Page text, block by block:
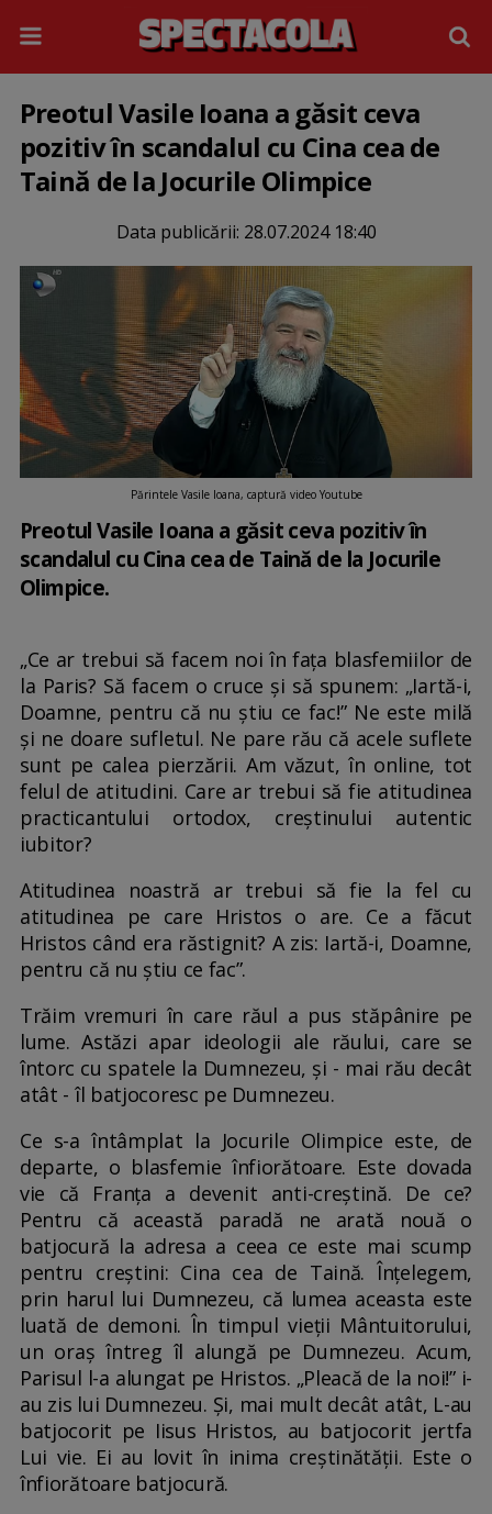
Preotul Vasile Ioana a găsit ceva
pozitiv în scandalul cu Cina cea de
Taină de la Jocurile Olimpice
Data publicării: 28.07.2024 18:40
Părintele Vasile Ioana, captură video Youtube
Preotul Vasile Ioana a găsit ceva pozitiv în
scandalul cu Cina cea de Taină de la Jocurile
Olimpice.
„Ce ar trebui să facem noi în fața blasfemiilor de
la Paris? Să facem o cruce și să spunem: „Iartă-i,
Doamne, pentru că nu știu ce fac!” Ne este milă
și ne doare sufletul. Ne pare rău că acele suflete
sunt pe calea pierzării. Am văzut, în online, tot
felul de atitudini. Care ar trebui să fie atitudinea
practicantului ortodox, creștinului autentic
iubitor?
Atitudinea noastră ar trebui să fie la fel cu
atitudinea pe care Hristos o are. Ce a făcut
Hristos când era răstignit? A zis: Iartă-i, Doamne,
pentru că nu știu ce fac”.
Trăim vremuri în care răul a pus stăpânire pe
lume. Astăzi apar ideologii ale răului, care se
întorc cu spatele la Dumnezeu, și - mai rău decât
atât - îl batjocoresc pe Dumnezeu.
Ce s-a întâmplat la Jocurile Olimpice este, de
departe, o blasfemie înfiorătoare. Este dovada
vie că Franța a devenit anti-creștină. De ce?
Pentru că această paradă ne arată nouă o
batjocură la adresa a ceea ce este mai scump
pentru creștini: Cina cea de Taină. Înțelegem,
prin harul lui Dumnezeu, că lumea aceasta este
luată de demoni. În timpul vieții Mântuitorului,
un oraș întreg îl alungă pe Dumnezeu. Acum,
Parisul l-a alungat pe Hristos. „Pleacă de la noi!” i-
au zis lui Dumnezeu. Și, mai mult decât atât, L-au
batjocorit pe Iisus Hristos, au batjocorit jertfa
Lui vie. Ei au lovit în inima creștinătății. Este o
înfiorătoare batjocură.